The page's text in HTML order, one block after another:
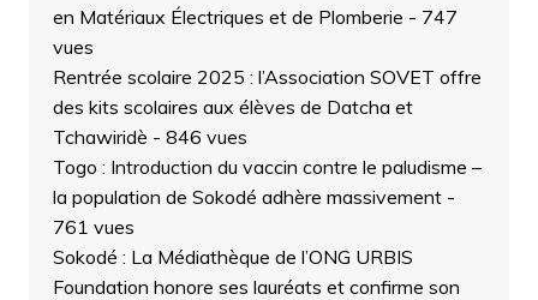
en Matériaux Électriques et de Plomberie - 747
vues
Rentrée scolaire 2025 : l’Association SOVET offre
des kits scolaires aux élèves de Datcha et
Tchawiridè - 846 vues
Togo : Introduction du vaccin contre le paludisme –
la population de Sokodé adhère massivement-
761 vues
Sokodé : La Médiathèque de l’ONG URBIS
Foundation honore ses lauréats et confirme son